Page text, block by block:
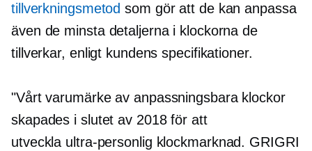
tillverkningsmetod som gör att de kan anpassa
även de minsta detaljerna i klockorna de
tillverkar, enligt kundens specifikationer.
"Vårt varumärke av anpassningsbara klockor
skapades i slutet av 2018 för att
utveckla ultra-personlig klockmarknad. GRIGRI